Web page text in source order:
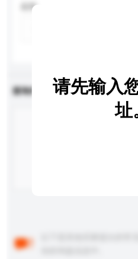
应用
查询内容
请先输入
址